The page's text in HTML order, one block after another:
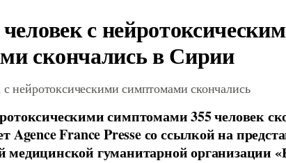
с
скончались в Сирии
с нейротоксическими симптомами скончались
симптомами 355 человек
Agence France Presse со ссылкой на
гуманитарной организации